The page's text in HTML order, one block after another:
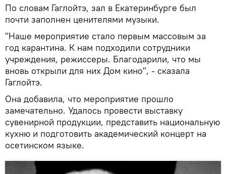
По словам Гаглойтэ, зал в Екатеринбурге был
почти заполнен ценителями музыки.
"Наше мероприятие стало первым массовым за
год карантина. К нам подходили сотрудники
учреждения, режиссеры. Благодарили, что мы
вновь открыли для них Дом кино", - сказала
Гаглойтэ.
Она добавила, что мероприятие прошло
замечательно. Удалось провести выставку
сувенирной продукции, представить национальную
кухню и подготовить академический концерт на
осетинском языке.